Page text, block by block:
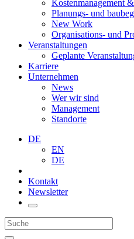
Kostenmanagement
Planungs- und
New Work
Organisations- und
Veranstaltungen
Geplante
Karriere
Unternehmen
News
Wer wir sind
Management
Standorte
DE
EN
DE
Kontakt
Newsletter